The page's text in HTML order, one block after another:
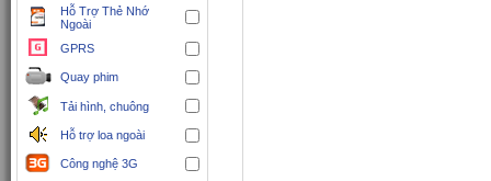
Hỗ Trợ Thẻ Nhớ
Ngoài
GPRS
Quay phim
Tải hình, chuông
Hỗ trợ loa ngoài
Công nghệ 3G